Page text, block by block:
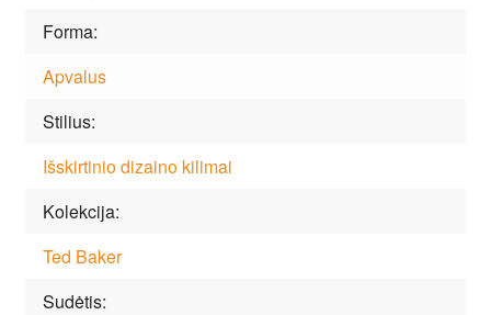
Forma
Apvalus
Stilius
Išskirtinio dizaino kilimai
Kolekcija
Ted Baker
Sudėtis